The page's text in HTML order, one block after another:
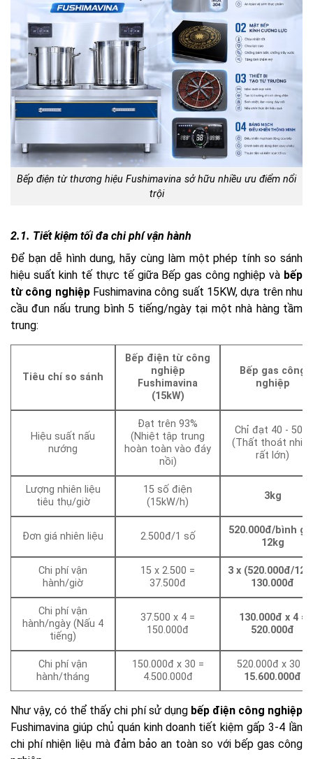
Bếp điện từ thương hiệu Fushimavina sở hữu nhiều ưu điểm nổi
trội
2.1. Tiết kiệm tối đa chi phí vận hành
Để bạn dễ hình dung, hãy cùng làm một phép tính so sánh
hiệu suất kinh tế thực tế giữa Bếp gas công nghiệp và bếp
từ công nghiệpFushimavina công suất 15KW, dựa trên nhu
cầu đun nấu trung bình 5 tiếng/ngày tại một nhà hàng tầm
trung:
Tiêu chí so sánh
Bếp điện từ công
nghiệp
Fushimavina
(15kW)
Bếp gas công
nghiệp
Hiệu suất nấu
nướng
Đạt trên 93%
(Nhiệt tập trung
hoàn toàn vào đáy
nồi)
Chỉ đạt 40 - 50%
(Thất thoát nhiệt
rất lớn)
Lượng nhiên liệu
tiêu thụ/giờ
15 số điện
(15kW/h)
3kg
Đơn giá nhiên liệu 2.500đ/1 số
520.000đ/bình
12kg
Chi phí vận
hành/giờ
15 x 2.500 =
37.500đ
3 x (520.000đ/12)
130.000đ
Chi phí vận
hành/ngày (Nấu 4
tiếng)
37.500 x 4 =
150.000đ
130.000đ x 4 =
520.000đ
Chi phí vận
hành/tháng
150.000đ x 30 =
4.500.000đ
520.000đ x 30
15.600.000đ
Như vậy, có thể thấy chi phí sử dụngbếp điện công nghiệp
Fushimavina giúp chủ quán kinh doanh tiết kiệm gấp 3-4 lần
chi phí nhiện liệu mà đảm bảo an toàn so với bếp gas công